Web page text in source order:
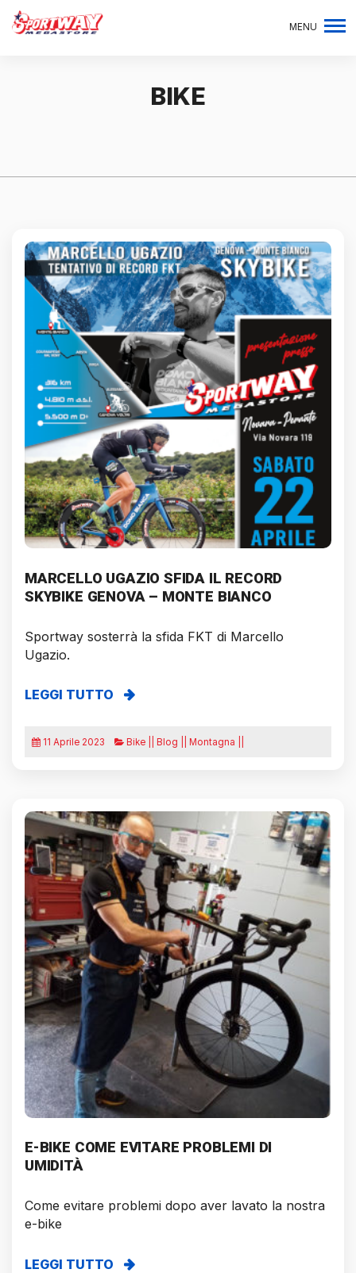
MENU
BIKE
MARCELLO UGAZIO SFIDA IL RECORD
SKYBIKE GENOVA – MONTE BIANCO
Sportway sosterrà la sfida FKT di Marcello
Ugazio.
LEGGI TUTTO
11 Aprile 2023 Bike || Blog || Montagna ||
E-BIKE COME EVITARE PROBLEMI DI
UMIDITÀ
Come evitare problemi dopo aver lavato la nostra
e-bike
LEGGI TUTTO